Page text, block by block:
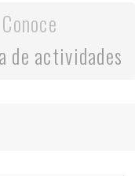
Conoce
de actividades